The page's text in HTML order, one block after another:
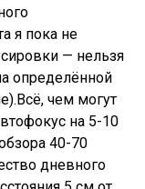
я пока не
— нельзя
определённой
чем могут
на 5-10
40-70
дневного